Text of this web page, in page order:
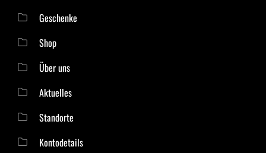
Geschenke
Shop
Über uns
Aktuelles
Standorte
Kontodetails